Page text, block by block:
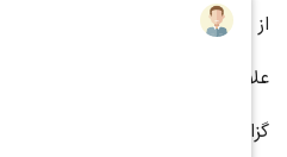
از ابزارها و تجهیزات مناسب
علاوه، مستندسازی دقیق تمام
گزارش‌های فنی، برای پیگیری و